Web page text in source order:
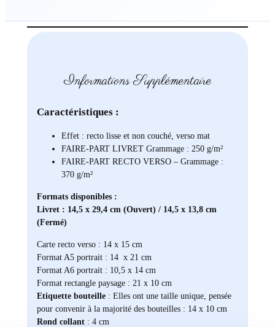
Informations Supplémentaire
Caractéristiques :
Effet : recto lisse et non couché, verso mat
FAIRE-PART LIVRET Grammage : 250 g/m²
FAIRE-PART RECTO VERSO – Grammage :
370 g/m²
Formats disponibles :
Livret : 14,5 x 29,4 cm (Ouvert) / 14,5 x 13,8 cm
(Fermé)
Carte recto verso : 14 x 15 cm
Format A5 portrait : 14 x 21 cm
Format A6 portrait : 10,5 x 14 cm
Format rectangle paysage : 21 x 10 cm
Etiquette bouteille: Elles ont une taille unique, pensée
pour convenir à la majorité des bouteilles : 14 x 10 cm
Rond collant : 4 cm